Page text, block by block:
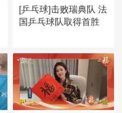
[乒乓球]击败瑞典队 法
国乒乓球队取得首胜